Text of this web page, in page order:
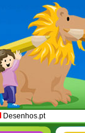
Desenhos.pt